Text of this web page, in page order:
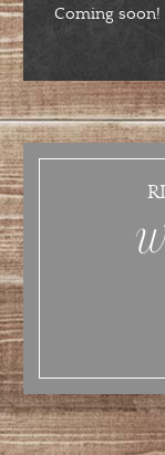
Coming soon!